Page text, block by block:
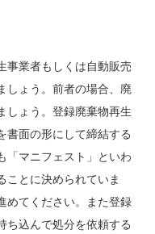
事業者もしくは自動販売
しょう。前者の場合、廃
しょう。登録廃棄物再生
書面の形にして締結する
「マニフェスト」といわ
ことに決められていま
めてください。また登録
ち込んで処分を依頼する